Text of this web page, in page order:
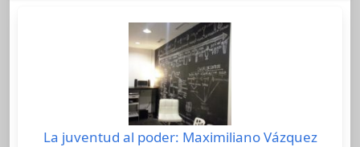
La juventud al poder: Maximiliano Vázquez